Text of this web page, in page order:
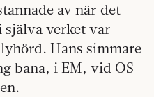
av när det
själva verket var
Hans simmare
bana, i EM, vid OS